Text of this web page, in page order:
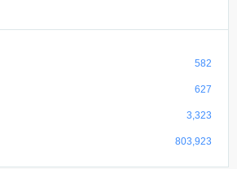
582
627
3,323
803,923